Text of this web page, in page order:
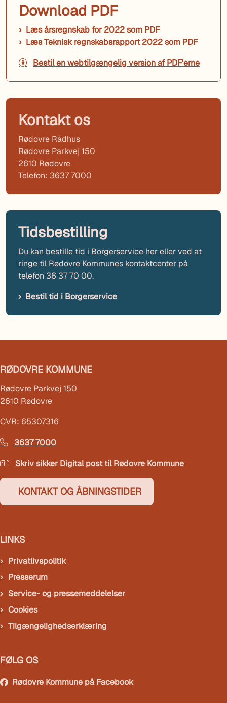
Download PDF
Læs årsregnskab for 2022 som PDF
Læs Teknisk regnskabsrapport 2022 som PDF
Bestil en webtilgængelig version af PDF'erne
Kontakt os
Rødovre Rådhus
Rødovre Parkvej 150
2610 Rødovre
Telefon: 3637 7000
Tidsbestilling
Du kan bestille tid i Borgerservice her eller ved at
ringe til Rødovre Kommunes kontaktcenter på
telefon 36 37 70 00.
Bestil tid i Borgerservice
RØDOVRE KOMMUNE
Rødovre Parkvej 150
2610 Rødovre
CVR: 65307316
3637 7000
Skriv sikker Digital post til Rødovre Kommune
KONTAKT OG ÅBNINGSTIDER
LINKS
Privatlivspolitik
Presserum
Service- og pressemeddelelser
Cookies
Tilgængelighedserklæring
FØLG OS
Rødovre Kommune på Facebook